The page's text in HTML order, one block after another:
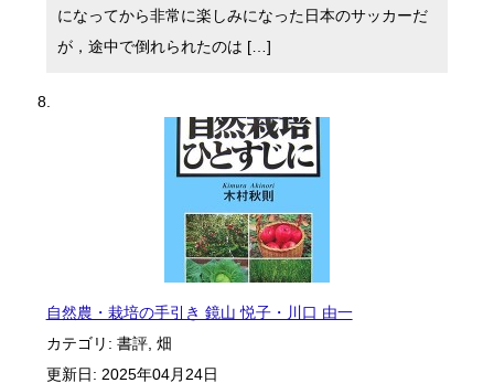
になってから非常に楽しみになった日本のサッカーだ
が，途中で倒れられたのは […]
自然農・栽培の手引き 鏡山 悦子・川口 由一
カテゴリ: 書評, 畑
更新日: 2025年04月24日